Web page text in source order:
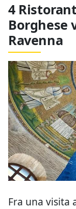
4
Borghese
Ravenna
Fra una visita